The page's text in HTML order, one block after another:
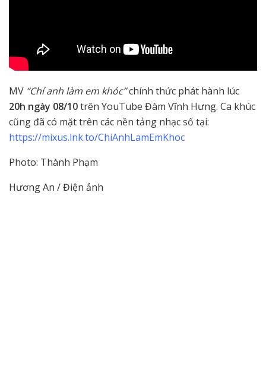
MV “Chỉ anh làm em khóc”chính thức phát hành lúc
20h ngày 08/10trên YouTube Đàm Vĩnh Hưng. Ca khúc
cũng đã có mặt trên các nền tảng nhạc số tại:
https://mixus.lnk.to/ChiAnhLamEmKhoc
Photo: Thành Phạm
Hương An / Điện ảnh